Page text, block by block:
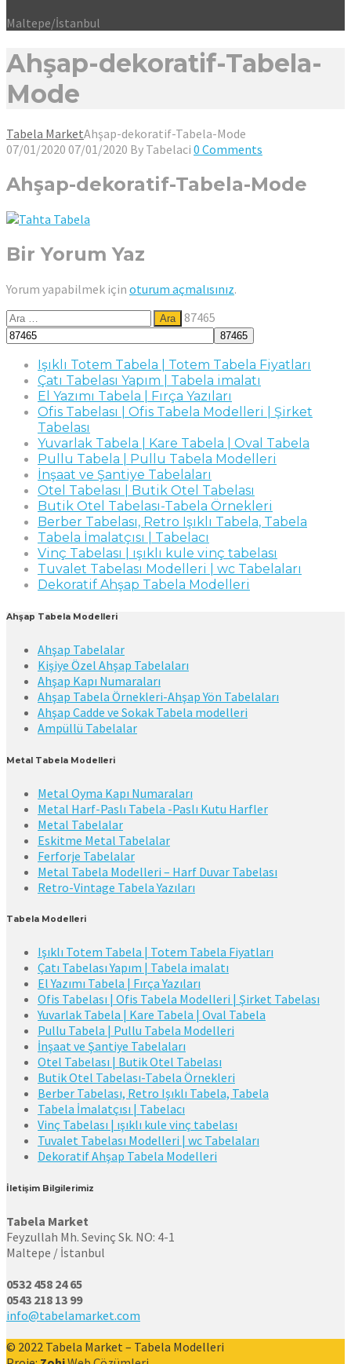
Maltepe/İstanbul
Ahşap-dekoratif-Tabela-
Mode
Tabela MarketAhşap-dekoratif-Tabela-Mode
07/01/2020 07/01/2020 By Tabelaci 0 Comments
Ahşap-dekoratif-Tabela-Mode
Bir Yorum Yaz
Yorum yapabilmek için oturum açmalısınız.
Arama:
87465
Işıklı Totem Tabela | Totem Tabela Fiyatları
Çatı Tabelası Yapım | Tabela imalatı
El Yazımı Tabela | Fırça Yazıları
Ofis Tabelası | Ofis Tabela Modelleri | Şirket
Tabelası
Yuvarlak Tabela | Kare Tabela | Oval Tabela
Pullu Tabela | Pullu Tabela Modelleri
İnşaat ve Şantiye Tabelaları
Otel Tabelası | Butik Otel Tabelası
Butik Otel Tabelası-Tabela Örnekleri
Berber Tabelası, Retro Işıklı Tabela, Tabela
Tabela İmalatçısı | Tabelacı
Vinç Tabelası | ışıklı kule vinç tabelası
Tuvalet Tabelası Modelleri | wc Tabelaları
Dekoratif Ahşap Tabela Modelleri
Ahşap Tabela Modelleri
Ahşap Tabelalar
Kişiye Özel Ahşap Tabelaları
Ahşap Kapı Numaraları
Ahşap Tabela Örnekleri-Ahşap Yön Tabelaları
Ahşap Cadde ve Sokak Tabela modelleri
Ampüllü Tabelalar
Metal Tabela Modelleri
Metal Oyma Kapı Numaraları
Metal Harf-Paslı Tabela -Paslı Kutu Harfler
Metal Tabelalar
Eskitme Metal Tabelalar
Ferforje Tabelalar
Metal Tabela Modelleri – Harf Duvar Tabelası
Retro-Vintage Tabela Yazıları
Tabela Modelleri
Işıklı Totem Tabela | Totem Tabela Fiyatları
Çatı Tabelası Yapım | Tabela imalatı
El Yazımı Tabela | Fırça Yazıları
Ofis Tabelası | Ofis Tabela Modelleri | Şirket Tabelası
Yuvarlak Tabela | Kare Tabela | Oval Tabela
Pullu Tabela | Pullu Tabela Modelleri
İnşaat ve Şantiye Tabelaları
Otel Tabelası | Butik Otel Tabelası
Butik Otel Tabelası-Tabela Örnekleri
Berber Tabelası, Retro Işıklı Tabela, Tabela
Tabela İmalatçısı | Tabelacı
Vinç Tabelası | ışıklı kule vinç tabelası
Tuvalet Tabelası Modelleri | wc Tabelaları
Dekoratif Ahşap Tabela Modelleri
İletişim Bilgilerimiz
Tabela Market
Feyzullah Mh. Sevinç Sk. NO: 4-1
Maltepe / İstanbul
0532 458 24 65
0543 218 13 99
info@tabelamarket.com
© 2022 Tabela Market – Tabela Modelleri